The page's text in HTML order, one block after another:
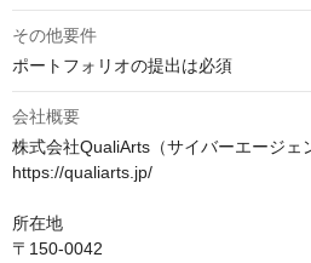
その他要件
ポートフォリオの提出は必須
会社概要
株式会社QualiArts（サイバーエージェ
https://qualiarts.jp/
所在地
〒150-0042